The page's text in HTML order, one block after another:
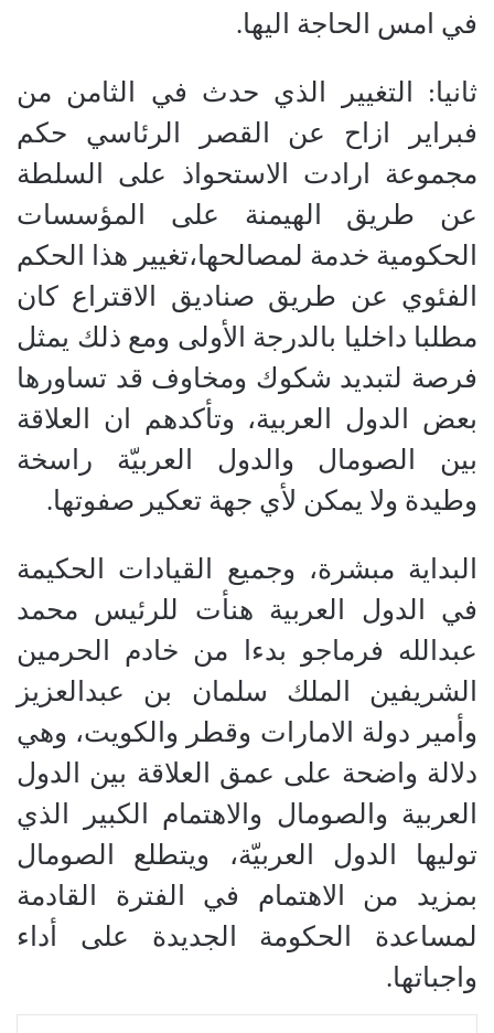
في امس الحاجة اليها.
ثانيا: التغيير الذي حدث في الثامن من
فبراير ازاح عن القصر الرئاسي حكم
مجموعة ارادت الاستحواذ على السلطة
عن طريق الهيمنة على المؤسسات
الحكومية خدمة لمصالحها،تغيير هذا الحكم
الفئوي عن طريق صناديق الاقتراع كان
مطلبا داخليا بالدرجة الأولى ومع ذلك يمثل
فرصة لتبديد شكوك ومخاوف قد تساورها
بعض الدول العربية، وتأكدهم ان العلاقة
بين الصومال والدول العربيّة راسخة
وطيدة ولا يمكن لأي جهة تعكير صفوتها.
البداية مبشرة، وجميع القيادات الحكيمة
في الدول العربية هنأت للرئيس محمد
عبدالله فرماجو بدءا من خادم الحرمين
الشريفين الملك سلمان بن عبدالعزيز
وأمير دولة الامارات وقطر والكويت، وهي
دلالة واضحة على عمق العلاقة بين الدول
العربية والصومال والاهتمام الكبير الذي
توليها الدول العربيّة، ويتطلع الصومال
بمزيد من الاهتمام في الفترة القادمة
لمساعدة الحكومة الجديدة على أداء
واجباتها.